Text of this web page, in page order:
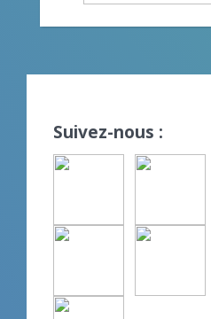
Suivez-nous :